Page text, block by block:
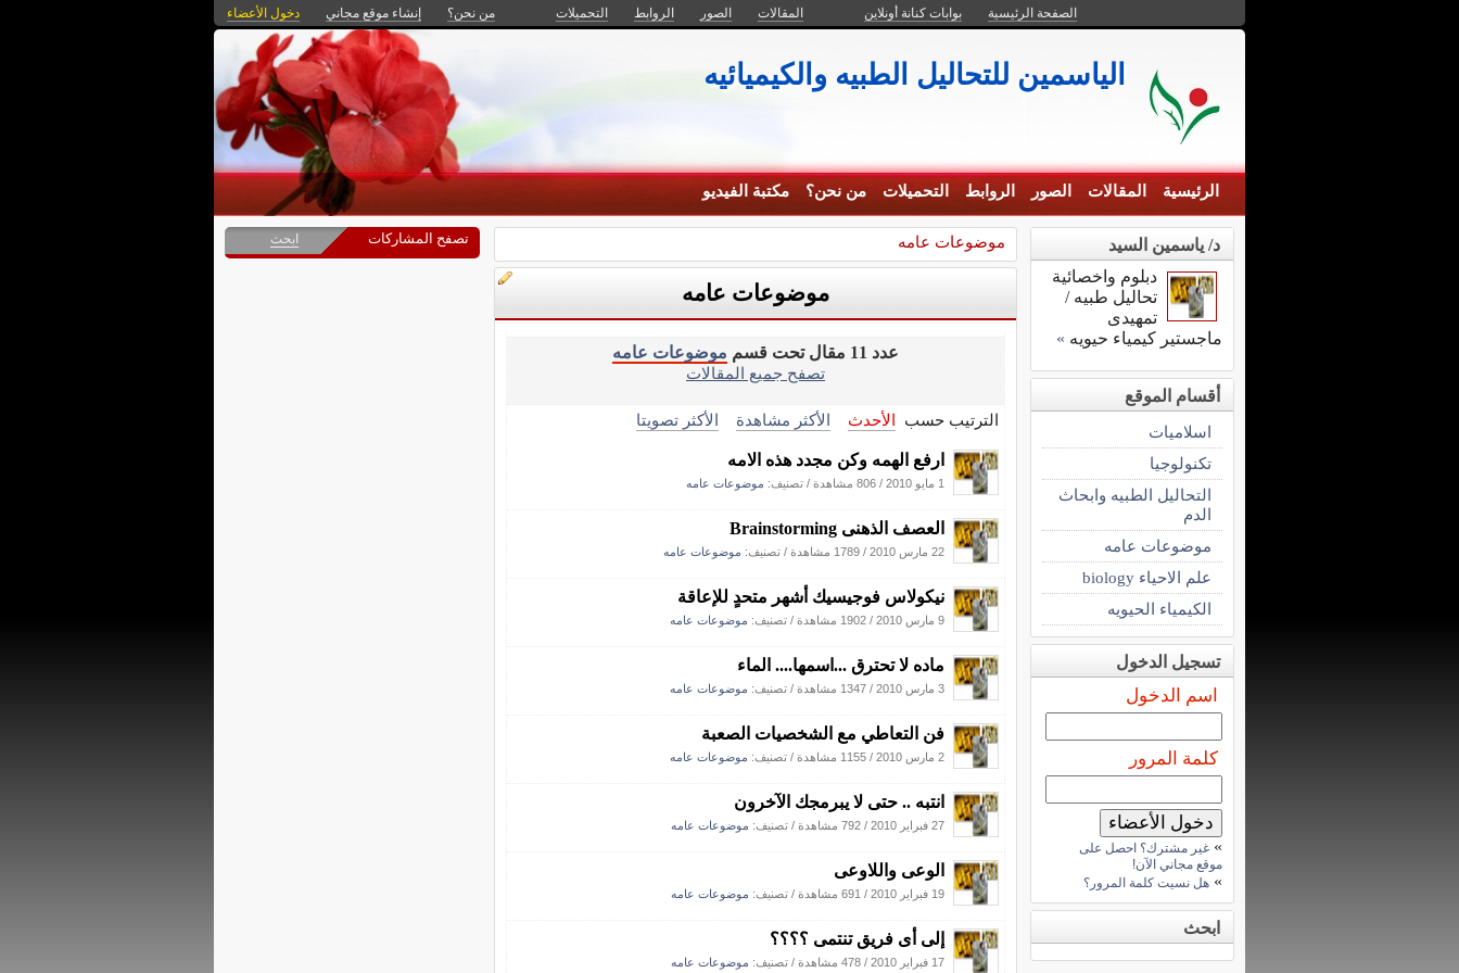
الصفحة الرئيسية بوابات كنانة أونلاين المقالات الصور الروابط التحميلات من نحن؟ إنشاء موقع مجاني دخول الأعضاء
الياسمين للتحاليل الطبيه والكيميائيه
الرئيسية المقالات الصور الروابط التحميلات من نحن؟ مكتبة الفيديو
موضوعات عامه
موضوعات عامه
عدد 11 مقال تحت قسم
موضوعات عامه
تصفح جميع المقالات
الترتيب حسب الأحدث الأكثر مشاهدة الأكثر تصويتا
ارفع الهمه وكن مجدد هذه الامه
1 مايو 2010 / 806 مشاهدة / تصنيف: موضوعات عامه
العصف الذهنى Brainstorming
22 مارس 2010 / 1789 مشاهدة / تصنيف: موضوعات عامه
نيكولاس فوجيسيك أشهر متحدٍ للإعاقة
9 مارس 2010 / 1902 مشاهدة / تصنيف: موضوعات عامه
ماده لا تحترق ...اسمها.... الماء
3 مارس 2010 / 1347 مشاهدة / تصنيف: موضوعات عامه
فن التعاطي مع الشخصيات الصعبة
2 مارس 2010 / 1155 مشاهدة / تصنيف: موضوعات عامه
انتبه .. حتى لا يبرمجك الآخرون
27 فبراير 2010 / 792 مشاهدة / تصنيف: موضوعات عامه
الوعى واللاوعى
19 فبراير 2010 / 691 مشاهدة / تصنيف: موضوعات عامه
إلى أى فريق تنتمى ؟؟؟؟
17 فبراير 2010 / 478 مشاهدة / تصنيف: موضوعات عامه
د/ ياسمين السيد
دبلوم واخصائية
تحاليل طبيه /
تمهيدى
ماجستير كيمياء حيويه »
أقسام الموقع
اسلاميات
تكنولوجيا
التحاليل الطبيه وابحاث
الدم
موضوعات عامه
علم الاحياء biology
الكيمياء الحيويه
تسجيل الدخول
اسم الدخول
كلمة المرور
» غير مشترك؟ احصل على
موقع مجاني الآن!
» هل نسيت كلمة المرور؟
ابحث
تصفح المشاركات ابحث